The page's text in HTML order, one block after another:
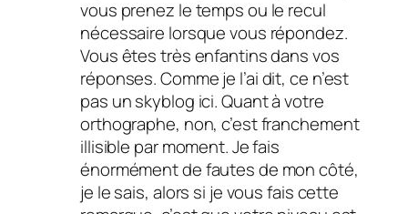
vous prenez le temps ou le recul
nécessaire lorsque vous répondez.
Vous êtes très enfantins dans vos
réponses. Comme je l’ai dit, ce n’est
pas un skyblog ici. Quant à votre
orthographe, non, c’est franchement
illisible par moment. Je fais
énormément de fautes de mon côté,
je le sais, alors si je vous fais cette